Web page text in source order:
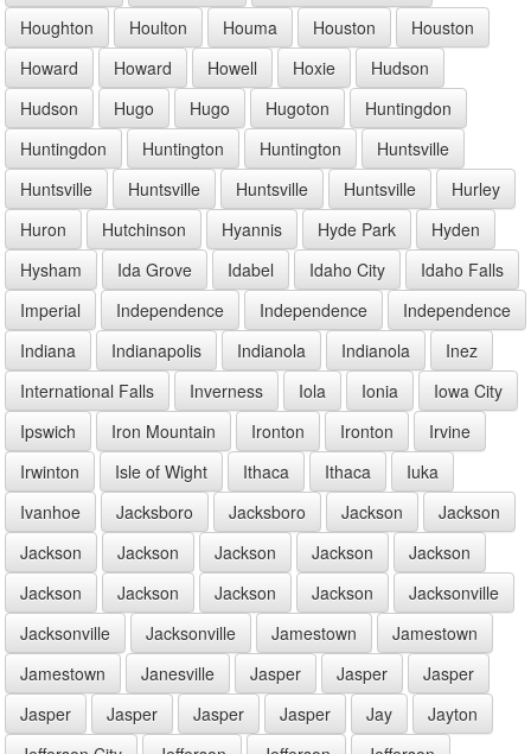
Houghton
Houlton Houma Houston
Houston
Howard
Howard Howell Hoxie
Hudson
Hudson
Hugo Hugo Hugoton
Huntingdon
Huntingdon
Huntington Huntington
Huntsville
Huntsville
Huntsville Huntsville Huntsville
Hurley
Huron
Hutchinson Hyannis Hyde Park
Hyden
Hysham
Ida Grove Idabel Idaho City
Idaho Falls
Imperial
Independence Independence
Independence
Indiana
Indianapolis Indianola Indianola
Inez
International Falls
Inverness Iola Ionia
Iowa City
Ipswich
Iron Mountain Ironton Ironton
Irvine
Irwinton
Isle of Wight Ithaca Ithaca
Iuka
Ivanhoe
Jacksboro Jacksboro Jackson
Jackson
Jackson
Jackson Jackson Jackson
Jackson
Jackson
Jackson Jackson Jackson
Jacksonville
Jacksonville
Jacksonville Jamestown
Jamestown
Jamestown
Janesville Jasper Jasper
Jasper
Jasper
Jasper Jasper Jasper Jay
Jayton